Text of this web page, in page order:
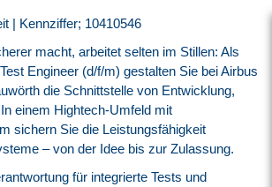
| Kennziffer; 10410546
macht, arbeitet selten im Stillen: Als
Engineer (d/f/m) gestalten Sie bei Airbus
die Schnittstelle von Entwicklung,
einem Hightech-Umfeld mit
sichern Sie die Leistungsfähigkeit
– von der Idee bis zur Zulassung.
für integrierte Tests und